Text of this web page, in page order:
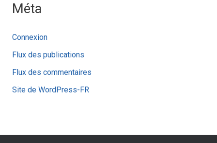
Méta
Connexion
Flux des publications
Flux des commentaires
Site de WordPress-FR